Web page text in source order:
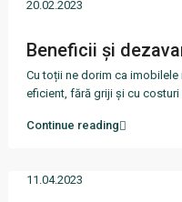
Beneficii și
20.02.2023
Cu toții ne dorim ca
eficient, fără griji și cu
Continue reading
11.04.2023